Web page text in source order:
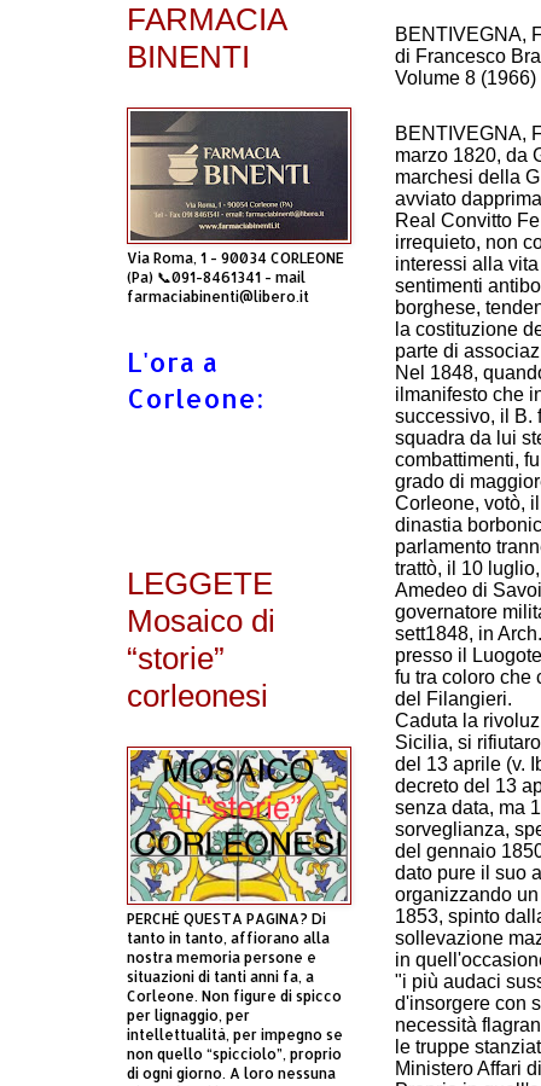
BENTIVEGNA,
di Francesco
Volume 8 (1966)
BENTIVEGNA,
marzo 1820, da
marchesi della
avviato
Real Convitto
irrequieto, non
interessi alla
sentimenti
borghese,
la costituzione
parte di
Nel 1848,
ilmanifesto che
successivo, il B.
squadra da lui
combattimenti,
grado di
Corleone, votò,
dinastia
parlamento
trattò, il 10
Amedeo di
governatore
sett1848, in
presso il
fu tra coloro che
del Filangieri.
Caduta la
Sicilia, si
del 13 aprile (v.
decreto del 13
senza data, ma
sorveglianza,
del gennaio
dato pure il suo
organizzando
1853, spinto
sollevazione
in
"i più audaci
d'insorgere con
necessità
le truppe
Ministero Affari
FARMACIA
BINENTI
Via Roma, 1 - 90034 CORLEONE
(Pa) 📞091-8461341 - mail
farmaciabinenti@libero.it
L'ora a
Corleone:
LEGGETE
Mosaico di
“storie”
corleonesi
PERCHÈ QUESTA PAGINA? Di
tanto in tanto, affiorano alla
nostra memoria persone e
situazioni di tanti anni fa, a
Corleone. Non figure di spicco
per lignaggio, per
intellettualità, per impegno se
non quello “spicciolo”, proprio
di ogni giorno. A loro nessuna